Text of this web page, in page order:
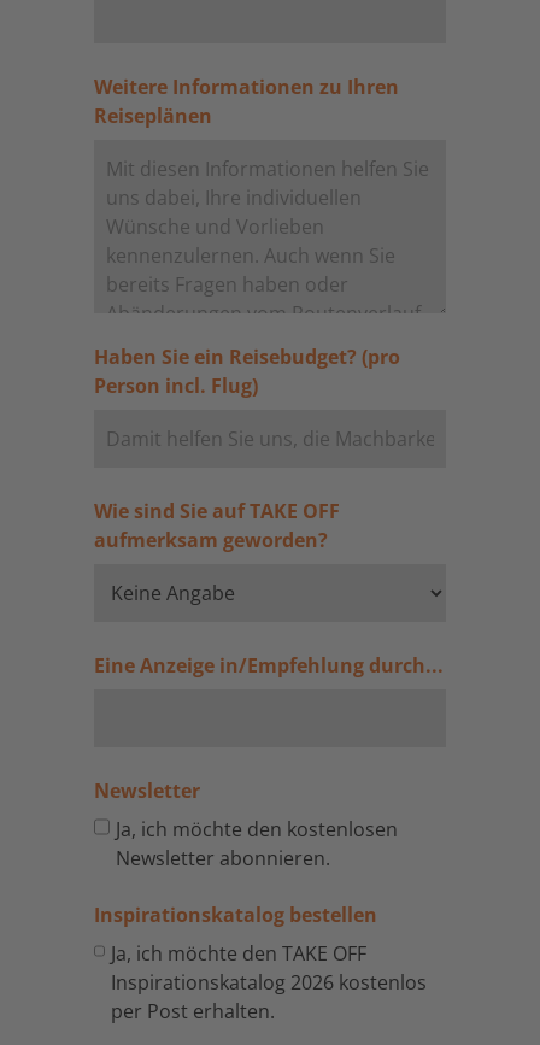
Weitere Informationen zu Ihren
Reiseplänen
Haben Sie ein Reisebudget? (pro
Person incl. Flug)
Wie sind Sie auf TAKE OFF
aufmerksam geworden?
Eine Anzeige in/Empfehlung durch...
Newsletter
Ja, ich möchte den kostenlosen
Newsletter abonnieren.
Inspirationskatalog bestellen
Ja, ich möchte den TAKE OFF
Inspirationskatalog 2026 kostenlos
per Post erhalten.